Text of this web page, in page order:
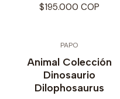
$195.000 COP
PAPO
Animal Colección
Dinosaurio
Dilophosaurus